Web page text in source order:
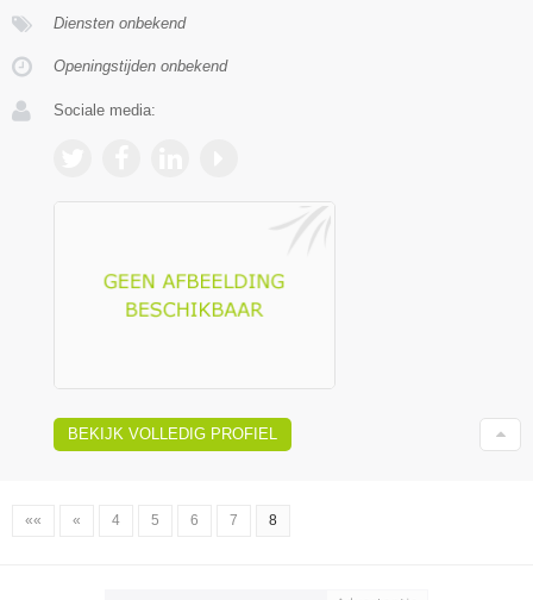
Diensten onbekend
Openingstijden onbekend
Sociale media:
BEKIJK VOLLEDIG PROFIEL
«« « 4 5 6 7 8